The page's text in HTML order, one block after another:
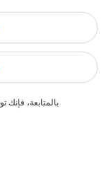
بالمتابعة، فإنك